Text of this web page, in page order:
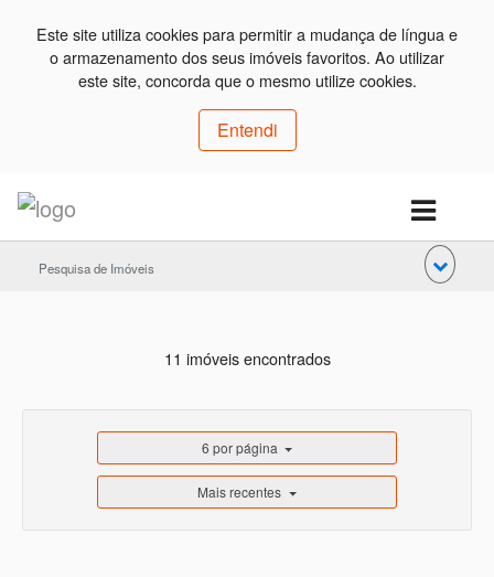
Este site utiliza cookies para permitir a mudança de língua e
o armazenamento dos seus imóveis favoritos. Ao utilizar
este site, concorda que o mesmo utilize cookies.
Entendi
Pesquisa de Imóveis
11 imóveis encontrados
6 por página
Mais recentes